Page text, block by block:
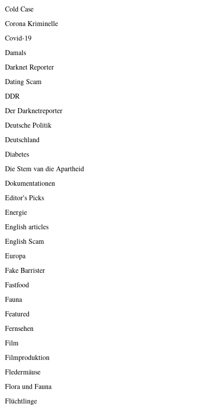
Cold Case
Corona Kriminelle
Covid-19
Damals
Darknet Reporter
Dating Scam
DDR
Der Darknetreporter
Deutsche Politik
Deutschland
Diabetes
Die Stem van die Apartheid
Dokumentationen
Editor's Picks
Energie
English articles
English Scam
Europa
Fake Barrister
Fastfood
Fauna
Featured
Fernsehen
Film
Filmproduktion
Fledermäuse
Flora und Fauna
Flüchtlinge